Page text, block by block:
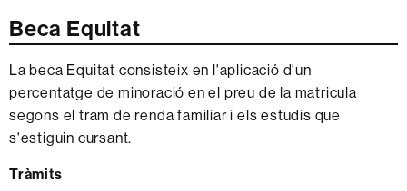
Beca Equitat
La beca Equitat consisteix en l'aplicació d'un
percentatge de minoració en el preu de la matricula
segons el tram de renda familiar i els estudis que
s'estiguin cursant.
Tràmits